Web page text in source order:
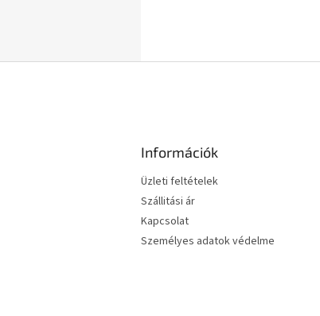
Információk
Üzleti feltételek
Szállitási ár
Kapcsolat
Személyes adatok védelme